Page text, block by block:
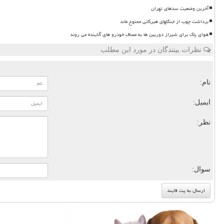
آخرین وضعیت سدهای تهران
برداشت چوب از جنگلهای هیرکانی ممنوع ماند
هوای پاک برای شیراز دوربین ها به مصاف خودرو های آلاینده می روند
نظرات بینندگان در مورد این مطلب
نام:
ایمیل:
نظر:
سوال: